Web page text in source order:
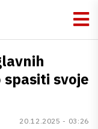
svoje
20.12.2025 - 03:26